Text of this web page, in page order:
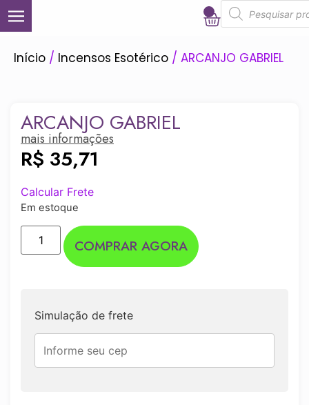
Início / Incensos Esotérico / ARCANJO GABRIEL
ARCANJO GABRIEL
mais informações
R$ 35,71
Calcular Frete
Em estoque
COMPRAR AGORA
Simulação de frete